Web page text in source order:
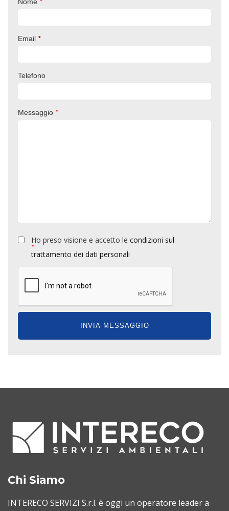
Email *
Telefono
Messaggio *
*
Ho preso visione e accetto le condizioni sul
trattamento dei dati personali
Chi Siamo
INTERECO SERVIZI S.r.l. è oggi un operatore leader a